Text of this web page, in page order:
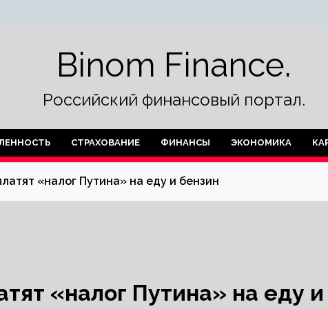
Binom Finance.
Российский финансовый портал.
СТРАХОВАНИЕ ФИНАНСЫ ЭКОНОМИКА
«налог Путина» на еду и бензин
«налог Путина» на еду и